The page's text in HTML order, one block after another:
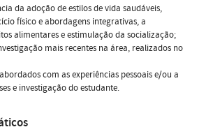
da adoção de estilos de vida saudáveis,
físico e abordagens integrativas, a
alimentares e estimulação da socialização;
mais recentes na área, realizados no
com as experiências pessoais e/ou a
e investigação do estudante.